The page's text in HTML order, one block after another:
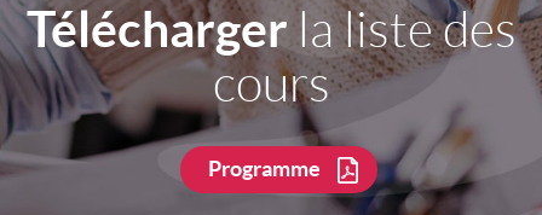
Téléchargerla liste des
cours
Programme